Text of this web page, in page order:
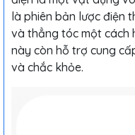
là phiên bản lược điện
và thẳng tóc một cách
này còn hỗ trợ cung
và chắc khỏe.